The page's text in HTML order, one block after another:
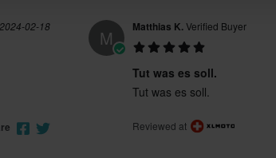
2024-02-18
M Matthias K.Verified Buyer
Tut was es soll.
Tut was es soll.
Reviewed at